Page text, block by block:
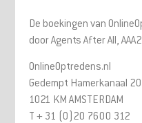
De boekingen van
door Agents After All,
OnlineOptredens.nl
Gedempt Hamerkanaal
1021 KM AMSTERDAM
T + 31 (0)20 7600 312